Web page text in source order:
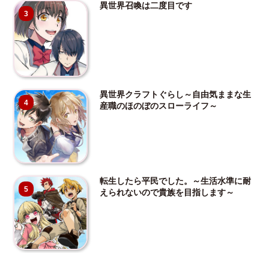
3
異世界召喚は二度目です
4
異世界クラフトぐらし～自由気ままな生
産職のほのぼのスローライフ～
5
転生したら平民でした。～生活水準に耐
えられないので貴族を目指します～